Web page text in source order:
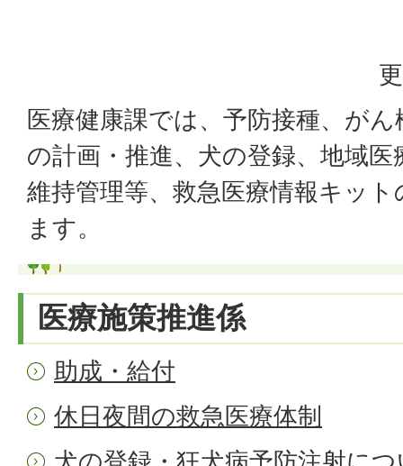
医療健康課では、予防接種、が
の計画・推進、犬の登録、地域
維持管理等、救急医療情報キッ
ます。
医療施策推進係
助成・給付
休日夜間の救急医療体制